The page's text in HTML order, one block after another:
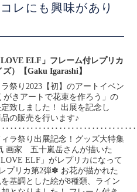
レにも興味があり
LOVE ELF」フレーム付レプリカ
ズ）【Gaku Igarashi】
祭り2023【初】のアートイベン
がきアートで花束を作ろう」の
致しました！ 出展を記念し
の販売を行います♪
ィラ祭り出展記念！グッズ大特集
画家 五十嵐岳さんが描いた
LOVE ELF」がレプリカになって
プリカ第2弾✽ お花が描かれた
基調とした絵が8種類、ライン